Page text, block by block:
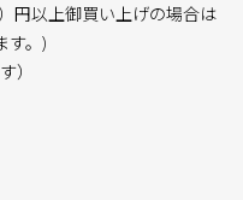
円以上御買い上げの場合は
す。)
）